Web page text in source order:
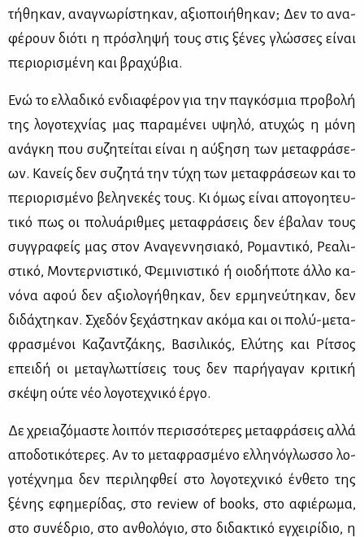
τή­θη­καν, ανα­γνω­ρί­στη­καν, αξιο­ποι­ή­θη­καν; Δεν το ανα­
φέ­ρουν διό­τι η πρό­σλη­ψή τους στις ξέ­νες γλώσ­σες εί­ναι
πε­ριο­ρι­σμέ­νη και βρα­χύ­βια.
Ενώ το ελ­λα­δι­κό εν­δια­φέ­ρον για την πα­γκό­σμια προ­βο­λή
της λο­γο­τε­χνί­ας μας πα­ρα­μέ­νει υψη­λό, ατυ­χώς η μό­νη
ανά­γκη που συ­ζη­τεί­ται εί­ναι η αύ­ξη­ση των με­τα­φρά­σε­
ων. Κα­νείς δεν συ­ζη­τά την τύ­χη των με­τα­φρά­σε­ων και το
πε­ριο­ρι­σμέ­νο βε­λη­νε­κές τους. Κι όμως εί­ναι απο­γοη­τευ­
τι­κό πως οι πο­λυά­ριθ­μες με­τα­φρά­σεις δεν έβα­λαν τους
συγ­γρα­φείς μας στον Ανα­γεν­νη­σια­κό, Ρο­μα­ντι­κό, Ρε­α­λι­
στι­κό, Μο­ντερ­νι­στι­κό, Φε­μι­νι­στι­κό ή οιο­δή­πο­τε άλ­λο κα­
νό­να αφού δεν αξιο­λο­γή­θη­καν, δεν ερ­μη­νεύ­τη­καν, δεν
δι­δά­χτη­καν. Σχε­δόν ξε­χά­στη­καν ακό­μα και οι πο­λύ-με­τα­
φρα­σμέ­νοι Κα­ζαν­τζά­κης, Βα­σι­λι­κός, Ελύ­της και Ρί­τσος
επει­δή οι με­τα­γλωτ­τί­σεις τους δεν πα­ρή­γα­γαν κρι­τι­κή
σκέ­ψη ού­τε νέο λο­γο­τε­χνι­κό έρ­γο.
Δε χρεια­ζό­μα­στε λοι­πόν πε­ρισ­σό­τε­ρες με­τα­φρά­σεις αλ­λά
απο­δο­τι­κό­τε­ρες. Αν το με­τα­φρα­σμέ­νο ελ­λη­νό­γλωσ­σο λο­
γο­τέ­χνη­μα δεν πε­ρι­λη­φθεί στο λο­γο­τε­χνι­κό έν­θε­το της
ξέ­νης εφη­με­ρί­δας, στο review of books, στο αφιέ­ρω­μα,
στο συ­νέ­δριο, στο αν­θο­λό­γιο, στο δι­δα­κτι­κό εγ­χει­ρί­διο, η